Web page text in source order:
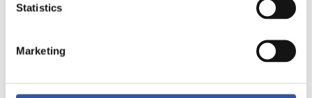
Statistics
Marketing